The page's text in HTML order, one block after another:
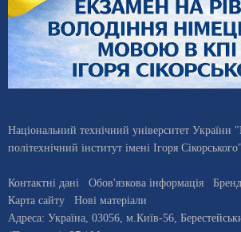
Національний технічний університет України
політехнічний інститут імені Ігоря Сікорського"
Контактні дані Обов'язкова інформація
Карта сайту
Нові матеріали
Адреса: Україна 03056 , м. Київ-56,